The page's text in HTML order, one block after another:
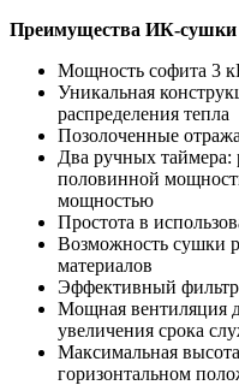
Преимущества ИК-сушки
Мощность софита 3
Уникальная
распределения тепла
Позолоченные
Два ручных таймера:
половинной
мощностью
Простота в
Возможность сушки
материалов
Эффективный
Мощная вентиляция
увеличения срока
Максимальная
горизонтальном